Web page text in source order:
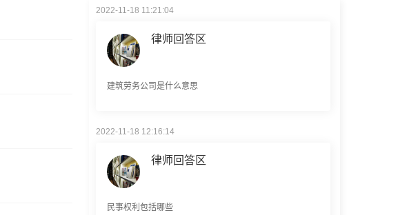
律师回答区
建筑劳务公司是什么意思
律师回答区
民事权利包括哪些